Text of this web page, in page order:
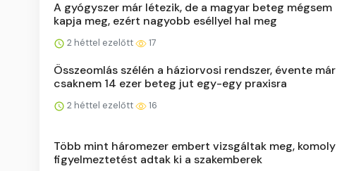
A gyógyszer már létezik, de a magyar beteg mégsem
kapja meg, ezért nagyobb eséllyel hal meg
2 héttel ezelőtt 17
Összeomlás szélén a háziorvosi rendszer, évente már
csaknem 14 ezer beteg jut egy-egy praxisra
2 héttel ezelőtt 16
Több mint háromezer embert vizsgáltak meg, komoly
figyelmeztetést adtak ki a szakemberek